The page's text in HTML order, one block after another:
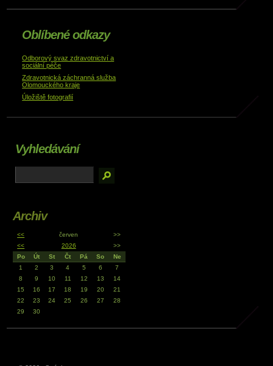
Oblíbené odkazy
Odborový svaz zdravotnictví a
sociální péče
Zdravotnická záchranná služba
Olomouckého kraje
Úložiště fotografií
Vyhledávání
Archiv
<< červen
>>
<<
2026
>>
Po
Út St Čt Pá So
Ne
1
2 3 4 5 6
7
8
9 10 11 12 13
14
15
16 17 18 19 20
21
22
23 24 25 26 27
28
29
30